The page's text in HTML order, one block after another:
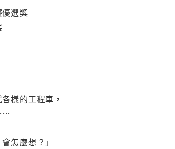
選獎
樣的工程車，
怎麼想？」